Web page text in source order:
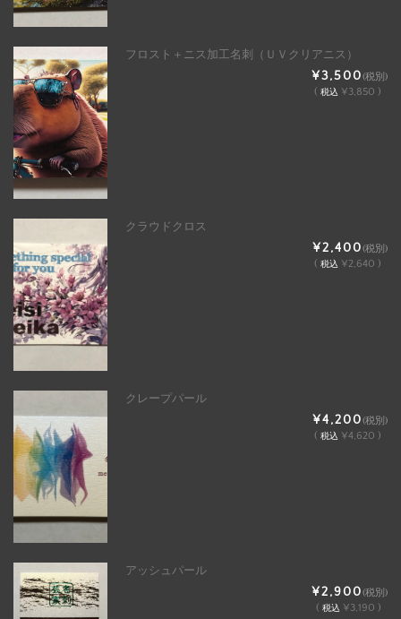
フロスト＋ニス加工名刺（ＵＶクリアニス）
¥3,500(税別)
( 税込 ¥3,850 )
クラウドクロス
¥2,400(税別)
( 税込 ¥2,640 )
クレープパール
¥4,200(税別)
( 税込 ¥4,620 )
アッシュパール
¥2,900(税別)
( 税込 ¥3,190 )